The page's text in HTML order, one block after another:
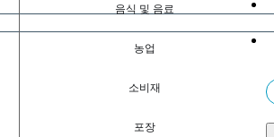
음식 및 음료
농업
소비재
포장